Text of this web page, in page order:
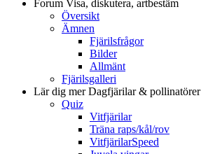
Forum Visa, diskutera, artbestäm
Översikt
Ämnen
Fjärilsfrågor
Bilder
Allmänt
Fjärilsgalleri
Lär dig merDagfjärilar & pollinatörer
Quiz
Vitfjärilar
Träna raps/kål/rov
VitfjärilarSpeed